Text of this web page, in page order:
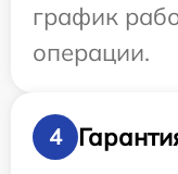
график
операции.
4